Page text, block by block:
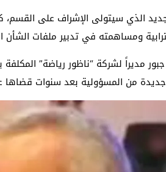
الذي سيتولى الإشراف على
ومساهمته في تدبير ملفات الشأن
لشركة “ناظور رياضة” المكلفة
من المسؤولية بعد سنوات قضاها